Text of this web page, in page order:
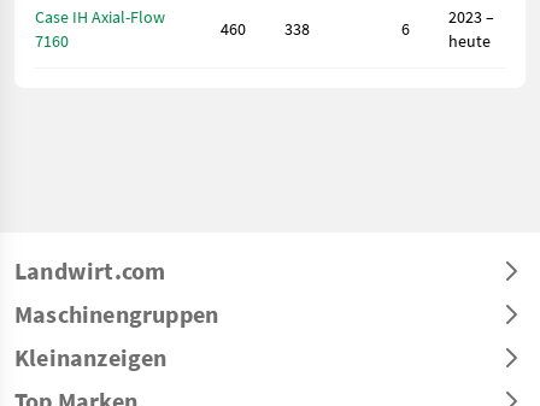
Case IH Axial-Flow
7160
460 338 6
2023 –
heute
Landwirt.com
Maschinengruppen
Kleinanzeigen